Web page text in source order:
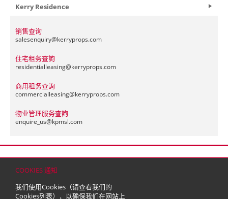
COOKIES 通知
我们使用Cookies（请查看我们的
Cookies列表），以确保我们在网站上
Kerry Residence
销售查询
salesenquiry@kerryprops.com
住宅租务查詢
residentialleasing@kerryprops.com
商用租务查詢
commercialleasing@kerryprops.com
物业管理服务查詢
enquire_us@kpmsl.com
© 2026 嘉里建设有限公司 (于百慕达注册成立之有限公司)